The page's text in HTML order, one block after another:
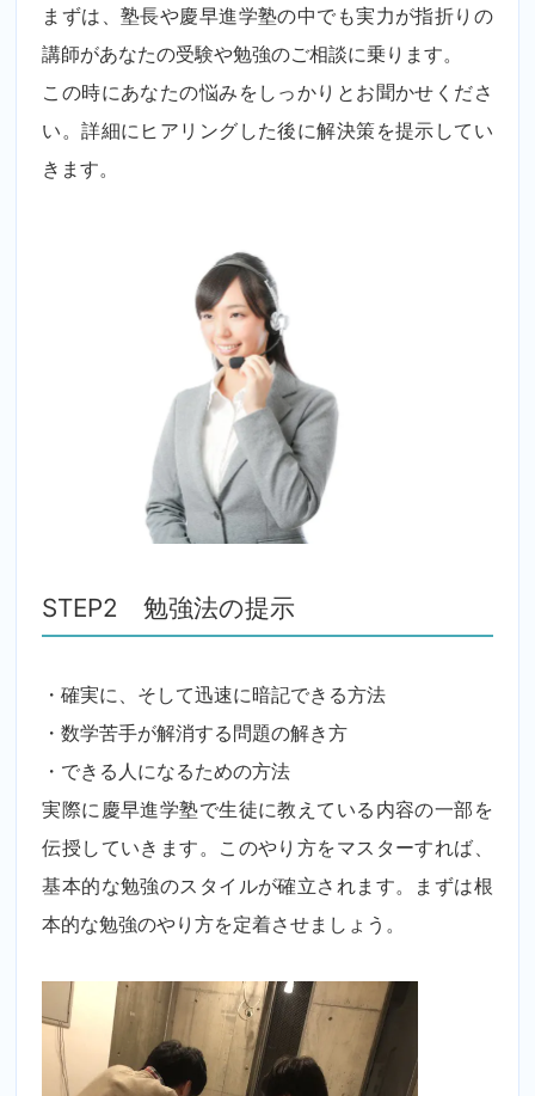
まずは、塾長や慶早進学塾の中でも実力が指折りの
講師があなたの受験や勉強のご相談に乗ります。
この時にあなたの悩みをしっかりとお聞かせくださ
い。詳細にヒアリングした後に解決策を提示してい
きます。
STEP2 勉強法の提示
・確実に、そして迅速に暗記できる方法
・数学苦手が解消する問題の解き方
・できる人になるための方法
実際に慶早進学塾で生徒に教えている内容の一部を
伝授していきます。このやり方をマスターすれば、
基本的な勉強のスタイルが確立されます。まずは根
本的な勉強のやり方を定着させましょう。